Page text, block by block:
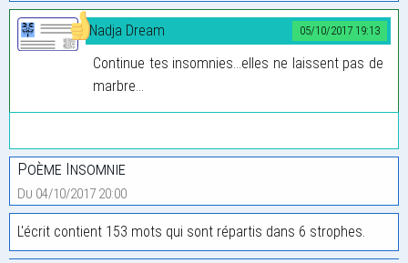
05/10/2017 19:13
Nadja Dream
Continue tes insomnies...elles ne laissent pas de
marbre...
Poème Insomnie
Du 04/10/2017 20:00
L'écrit contient 153 mots qui sont répartis dans 6 strophes.